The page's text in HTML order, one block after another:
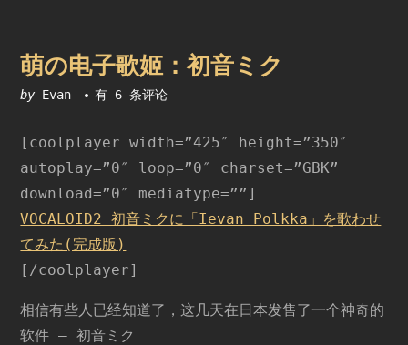
萌の电子歌姬：初音ミク
by Evan
萌
子
歌
姬：
音
ミ
ク
有 6 条评论
[coolplayer width=”425″ height=”350″
autoplay=”0″ loop=”0″ charset=”GBK”
download=”0″ mediatype=””]
VOCALOID2 初音ミクに「Ievan Polkka」を歌わせ
てみた(完成版)
[/coolplayer]
相信有些人已经知道了，这几天在日本发售了一个神奇的
软件 — 初音ミク